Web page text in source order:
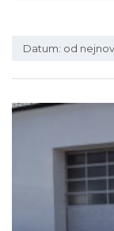
Datum: od